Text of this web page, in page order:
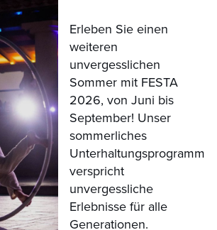
Erleben Sie einen
weiteren
unvergesslichen
Sommer mit FESTA
2026, von Juni bis
September! Unser
sommerliches
Unterhaltungsprogramm
verspricht
unvergessliche
Erlebnisse für alle
Generationen.